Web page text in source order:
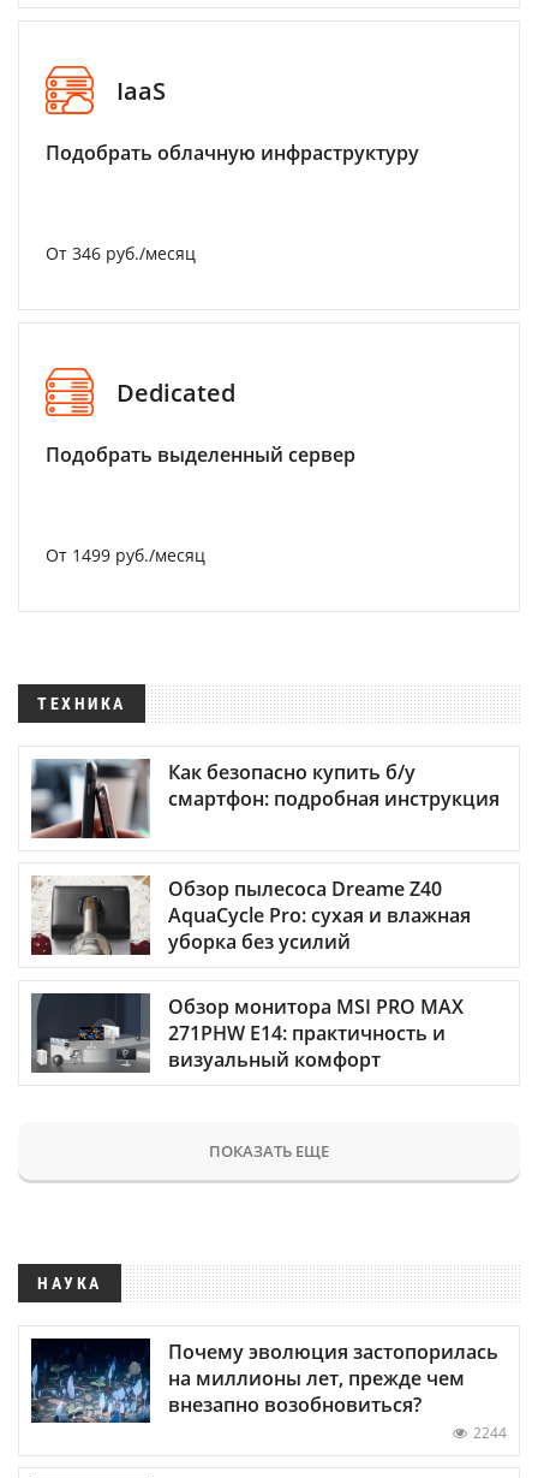
IaaS
Подобрать облачную инфраструктуру
От 346 руб./месяц
Dedicated
Подобрать выделенный сервер
От 1499 руб./месяц
ТЕХНИКА
Как безопасно купить б/у
смартфон: подробная инструкция
Обзор пылесоса Dreame Z40
AquaCycle Pro: сухая и влажная
уборка без усилий
Обзор монитора MSI PRO MAX
271PHW E14: практичность и
визуальный комфорт
ПОКАЗАТЬ ЕЩЕ
НАУКА
Почему эволюция застопорилась
на миллионы лет, прежде чем
внезапно возобновиться?
2244